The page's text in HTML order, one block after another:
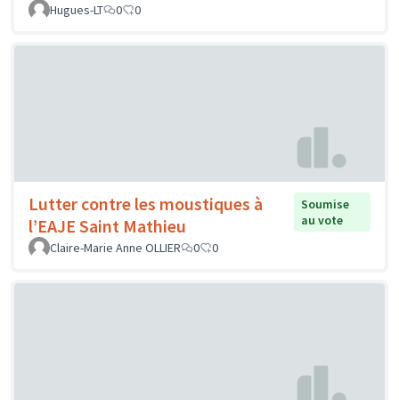
Hugues-LT 0 0
Lutter contre les moustiques à
l’EAJE Saint Mathieu
Soumise
au vote
Claire-Marie Anne OLLIER
0 0